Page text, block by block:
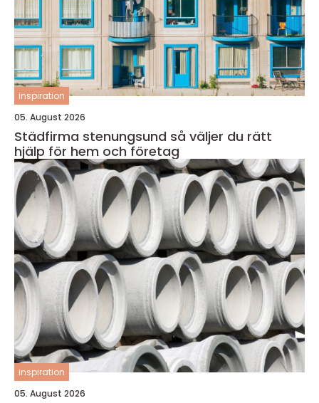
inspiration
05. August 2026
Städfirma stenungsund så väljer du rätt
hjälp för hem och företag
inspiration
05. August 2026